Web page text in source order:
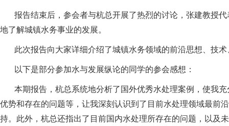
报告结束后，参会者与杭总开展了热烈的讨论，张建教授
地了解城镇水务事业的发展。
此次报告向大家详细介绍了城镇水务领域的前沿思想、技
以下是部分参加水与发展纵论的同学的参会感想：
本期报告，杭总系统地分析了国外优秀水处理案例，使我
优势和存在的问题等，让我深刻认识到了目前水处理领域最前
持。此外，杭总还指出了目前国内水处理所存在的问题，以及